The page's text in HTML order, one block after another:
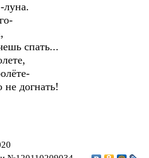
луна.
спать...
догнать!